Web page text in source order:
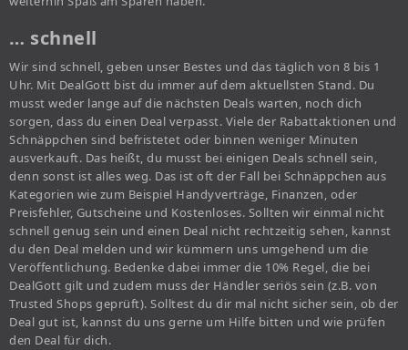
… schnell
Wir sind schnell, geben unser Bestes und das täglich von 8 bis 1
Uhr. Mit DealGott bist du immer auf dem aktuellsten Stand. Du
musst weder lange auf die nächsten Deals warten, noch dich
sorgen, dass du einen Deal verpasst. Viele der Rabattaktionen und
Schnäppchen sind befristetet oder binnen weniger Minuten
ausverkauft. Das heißt, du musst bei einigen Deals schnell sein,
denn sonst ist alles weg. Das ist oft der Fall bei Schnäppchen aus
Kategorien wie zum Beispiel Handyverträge, Finanzen, oder
Preisfehler, Gutscheine und Kostenloses. Sollten wir einmal nicht
schnell genug sein und einen Deal nicht rechtzeitig sehen, kannst
du den Deal melden und wir kümmern uns umgehend um die
Veröffentlichung. Bedenke dabei immer die 10% Regel, die bei
DealGott gilt und zudem muss der Händler seriös sein (z.B. von
Trusted Shops geprüft). Solltest du dir mal nicht sicher sein, ob der
Deal gut ist, kannst du uns gerne um Hilfe bitten und wie prüfen
den Deal für dich.